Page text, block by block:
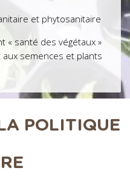
et phytosanitaire
« santé des végétaux »
semences et plants
POLITIQUE